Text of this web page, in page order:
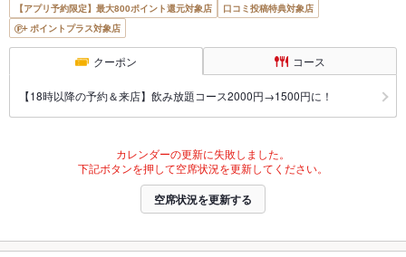
【アプリ予約限定】最大800ポイント還元対象店
口コミ投稿特典対象店
ポイントプラス対象店
クーポン コース
【18時以降の予約＆来店】飲み放題コース2000円→1500円に！
カレンダーの更新に失敗しました。
下記ボタンを押して空席状況を更新してください。
空席状況を更新する